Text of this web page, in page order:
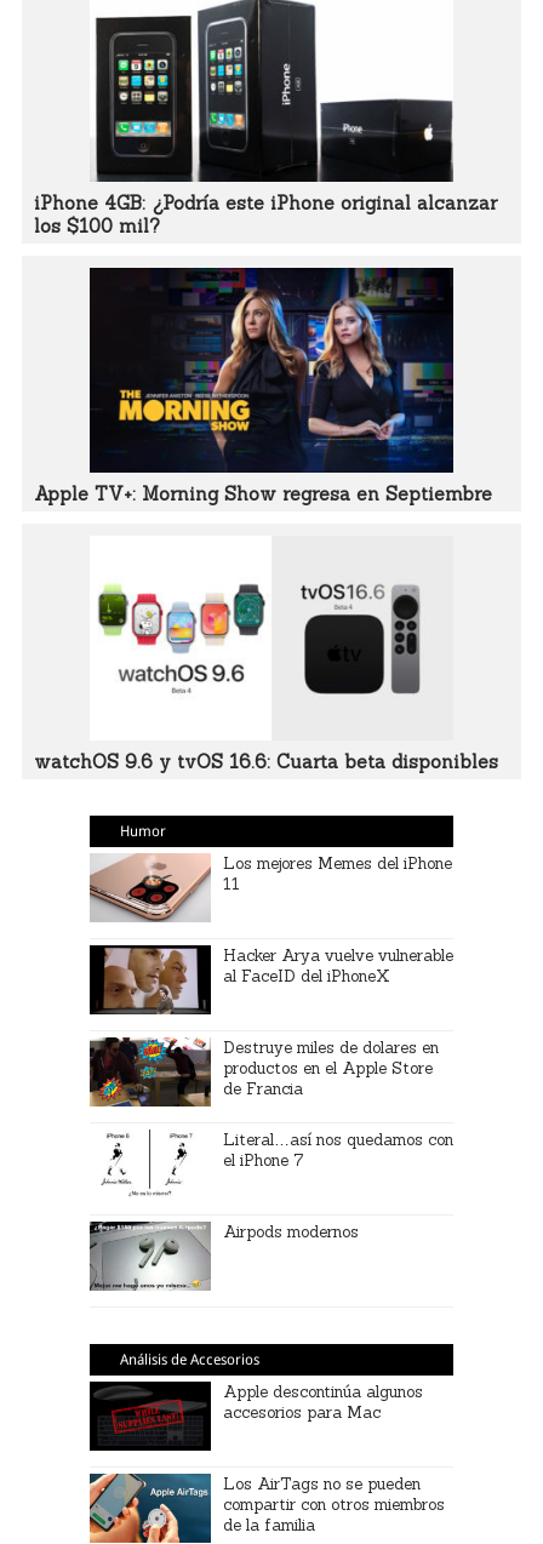
iPhone 4GB: ¿Podría este iPhone original alcanzar
los $100 mil?
Apple TV+: Morning Show regresa en Septiembre
watchOS 9.6 y tvOS 16.6: Cuarta beta disponibles
Humor
Los mejores Memes del iPhone
11
Hacker Arya vuelve vulnerable
al FaceID del iPhoneX
Destruye miles de dolares en
productos en el Apple Store
de Francia
Literal…así nos quedamos con
el iPhone 7
Airpods modernos
Análisis de Accesorios
Apple descontinúa algunos
accesorios para Mac
Los AirTags no se pueden
compartir con otros miembros
de la familia